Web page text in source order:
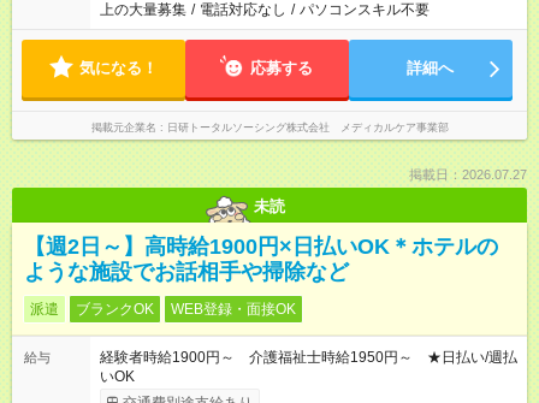
上の大量募集 / 電話対応なし / パソコンスキル不要
気になる！ 応募する 詳細へ
掲載元企業名 日研トータルソーシング株式会社 メディカルケア事業部
掲載日：2026.07.27
未読
【週2日～】高時給1900円×日払いOK＊ホテルの
ような施設でお話相手や掃除など
派遣 ブランクOK WEB登録・面接OK
給与
経験者時給1900円～ 介護福祉士時給1950円～ ★日払い/週払
いOK